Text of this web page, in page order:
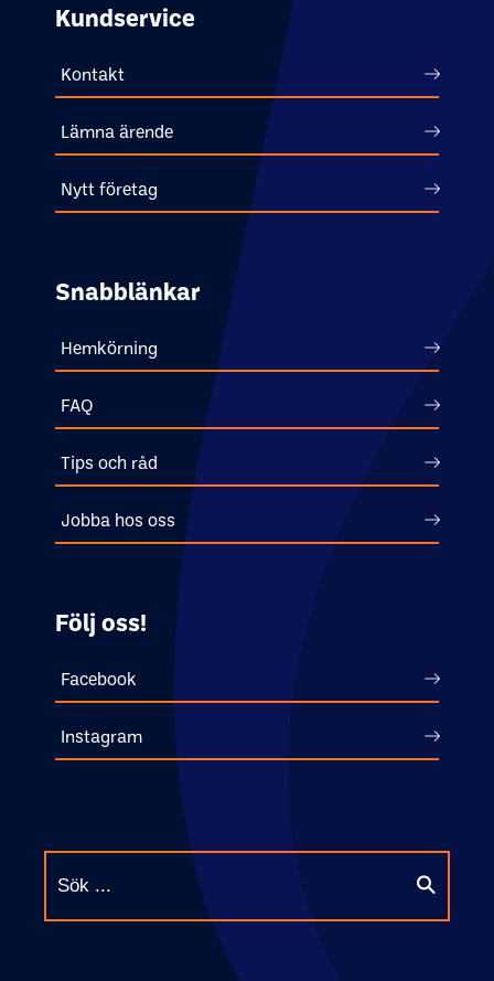
Kundservice
Kontakt
Lämna ärende
Nytt företag
Snabblänkar
Hemkörning
FAQ
Tips och råd
Jobba hos oss
Följ oss!
Facebook
Instagram